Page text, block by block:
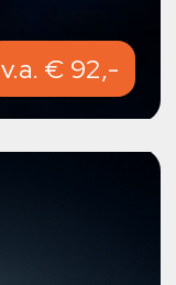
v.a. € 92,-